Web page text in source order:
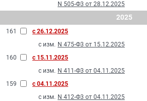
N 505-Ф3 от 28.12.2025
2025
161
с 26.12.2025
с изм. N 475-Ф3 от 15.12.2025
160
с 15.11.2025
с изм. N 411-Ф3 от 04.11.2025
159
с 04.11.2025
с изм. N 412-Ф3 от 04.11.2025